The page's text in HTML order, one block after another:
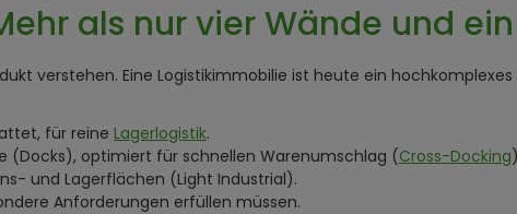
als nur vier Wände und
verstehen. Eine Logistikimmobilie ist heute ein
für reine Lagerlogistik.
(Docks), optimiert für schnellen Warenumschlag (Cross-Docking
und Lagerflächen (Light Industrial).
Anforderungen erfüllen müssen.